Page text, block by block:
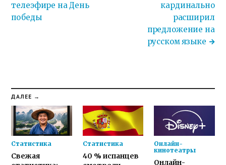
телеэфире на День
победы
кардинально
расширил
предложение на
русском языке
ДАЛЕЕ →
Статистика
Свежая
Статистика
40 % испанцев
Онлайн-
кинотеатры
Онлайн-